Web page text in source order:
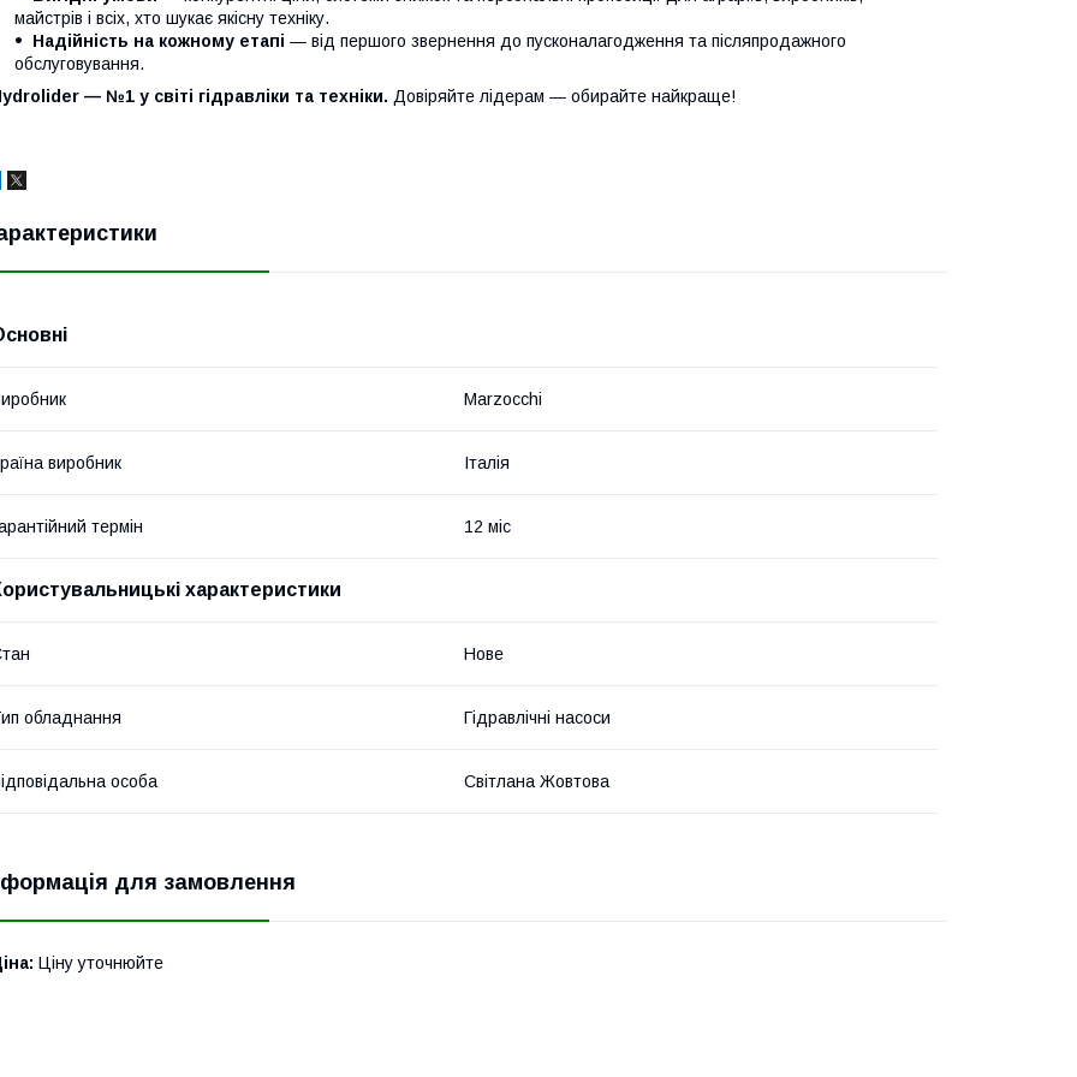
майстрів і всіх, хто шукає якісну техніку.
Надійність на кожному етапі — від першого звернення до пусконалагодження та післяпродажного
обслуговування.
— №1 у світі гідравліки та техніки. Довіряйте лідерам — обирайте найкраще!
Marzocchi
виробник Італія
термін 12 міс
характеристики
Нове
обладнання Гідравлічні насоси
особа Світлана Жовтова
для замовлення
Ціну уточнюйте